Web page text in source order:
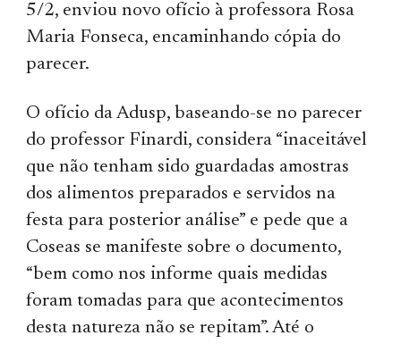
5/2, enviou novo ofício à professora Rosa
Maria Fonseca, encaminhando cópia do
parecer.
O ofício da Adusp, baseando-se no parecer
do professor Finardi, considera “inaceitável
que não tenham sido guardadas amostras
dos alimentos preparados e servidos na
festa para posterior análise” e pede que a
Coseas se manifeste sobre o documento,
“bem como nos informe quais medidas
foram tomadas para que acontecimentos
desta natureza não se repitam”. Até o